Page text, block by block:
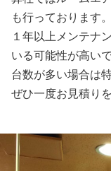
も行っております。
１年以上メンテナ
いる可能性が高い
台数が多い場合は
ぜひ一度お見積り